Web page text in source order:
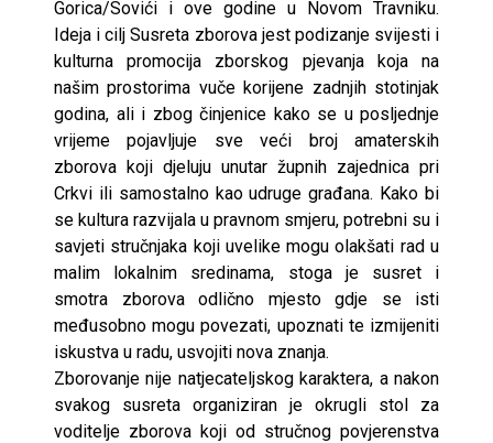
Gorica/Sovići i ove godine u Novom Travniku.
Ideja i cilj Susreta zborova jest podizanje svijesti i
kulturna promocija zborskog pjevanja koja na
našim prostorima vuče korijene zadnjih stotinjak
godina, ali i zbog činjenice kako se u posljednje
vrijeme pojavljuje sve veći broj amaterskih
zborova koji djeluju unutar župnih zajednica pri
Crkvi ili samostalno kao udruge građana. Kako bi
se kultura razvijala u pravnom smjeru, potrebni su i
savjeti stručnjaka koji uvelike mogu olakšati rad u
malim lokalnim sredinama, stoga je susret i
smotra zborova odlično mjesto gdje se isti
međusobno mogu povezati, upoznati te izmijeniti
iskustva u radu, usvojiti nova znanja.
Zborovanje nije natjecateljskog karaktera, a nakon
svakog susreta organiziran je okrugli stol za
voditelje zborova koji od stručnog povjerenstva